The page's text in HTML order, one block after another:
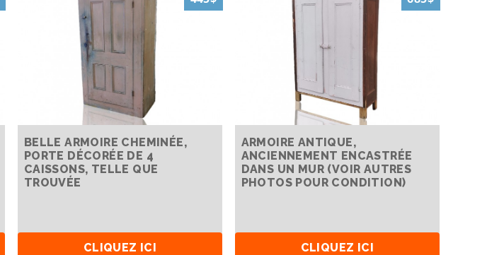
BELLE ARMOIRE CHEMINÉE,
PORTE DÉCORÉE DE 4
CAISSONS, TELLE QUE
TROUVÉE
CLIQUEZ ICI
ARMOIRE ANTIQUE,
ANCIENNEMENT ENCASTRÉE
DANS UN MUR (VOIR AUTRES
PHOTOS POUR CONDITION)
CLIQUEZ ICI